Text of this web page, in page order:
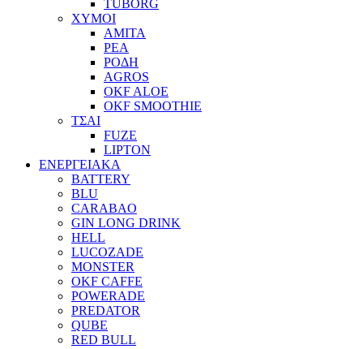
TUBORG
ΧΥΜΟΙ
ΑΜΙΤΑ
ΡΕΑ
ΡΟΔΗ
AGROS
OKF ALOE
OKF SMOOTHIE
ΤΣΑΙ
FUZE
LIPTON
ΕΝΕΡΓΕΙΑΚΑ
BATTERY
BLU
CARABAO
GIN LONG DRINK
HELL
LUCOZADE
MONSTER
OKF CAFFE
POWERADE
PREDATOR
QUBE
RED BULL